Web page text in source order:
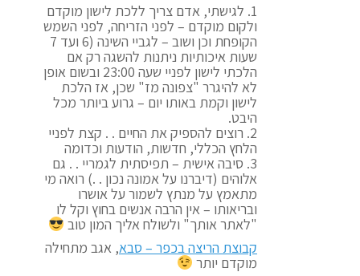
1. לגישתי, אדם צריך ללכת לישון מוקדם
ולקום מוקדם – לפני הזריחה, לפני השמש
הקופחת וכן ושוב – לגביי השינה (6 ועד 7
שעות איכותיות ניתנות להשגה רק אם
הלכתי לישון לפניי שעה 23:00 ובשום אופן
לא להיגרר "צפונה מז" שכן, אז הלכת
לישון וקמת באותו יום – גרוע ביותר מכל
היבט.
2. רוצים להספיק את החיים . . קצת לפניי
הלחץ הכללי, חדשות, הודעות וכדומה
3. סיבה אישית – תפיסתית לגמריי . . גם
אלוהים (דיברנו על אמונה נכון . .) רואה מי
מתאמץ על מנתץ לשמור על אושרו
ובריאותו – אין הרבה אנשים בחוץ וקל לו
"לאתר אותך" ולשולח אליך המון טוב
קבוצת הריצה בכפר – סבא, אגב מתחילה
מוקדם יותר